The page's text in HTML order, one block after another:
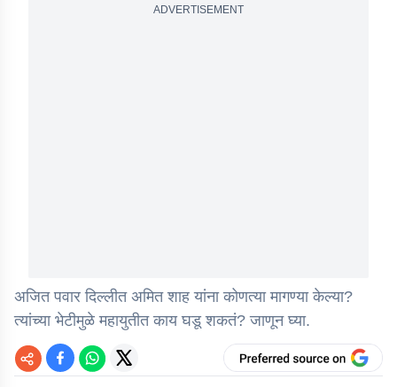
ADVERTISEMENT
अजित पवार दिल्लीत अमित शाह यांना कोणत्या मागण्या केल्या?
त्यांच्या भेटीमुळे महायुतीत काय घडू शकतं? जाणून घ्या.